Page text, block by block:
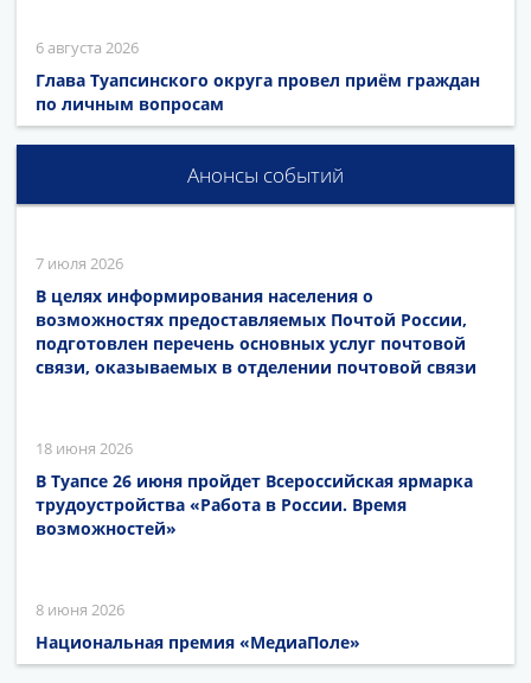
6 августа 2026
Глава Туапсинского округа провел приём граждан
по личным вопросам
Анонсы событий
7 июля 2026
В целях информирования населения о
возможностях предоставляемых Почтой России,
подготовлен перечень основных услуг почтовой
связи, оказываемых в отделении почтовой связи
18 июня 2026
В Туапсе 26 июня пройдет Всероссийская ярмарка
трудоустройства «Работа в России. Время
возможностей»
8 июня 2026
Национальная премия «МедиаПоле»